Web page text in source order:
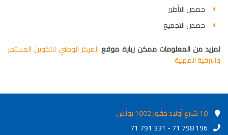
حصص التأطير
حصص التجميع
لمزيد من المعلومات ممكن زيارة موقع المركز الوطني للتكوين المستمر
والترقية المهنية
10 شارع أولاد حفوز 1002 تونس
71 791 331 - 71 798 196